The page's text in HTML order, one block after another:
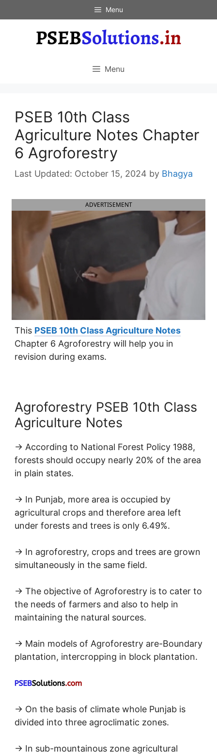
to
Menu
Menu
PSEB 10th Class
Agriculture Notes Chapter
6 Agroforestry
October 15, 2024 by Bhagya
ADVERTISEMENT
This PSEB 10th Class Agriculture Notes
Chapter 6 Agroforestry will help you in
revision during exams.
Agroforestry PSEB 10th Class
Agriculture Notes
→ According to National Forest Policy 1988,
forests should occupy nearly 20% of the area
in plain states.
→ In Punjab, more area is occupied by
agricultural crops and therefore area left
under forests and trees is only 6.49%.
→ In agroforestry, crops and trees are grown
simultaneously in the same field.
→ The objective of Agroforestry is to cater to
the needs of farmers and also to help in
maintaining the natural sources.
→ Main models of Agroforestry are-Boundary
plantation, intercropping in block plantation.
→ On the basis of climate whole Punjab is
divided into three agroclimatic zones.
→ In sub-mountainous zone agricultural